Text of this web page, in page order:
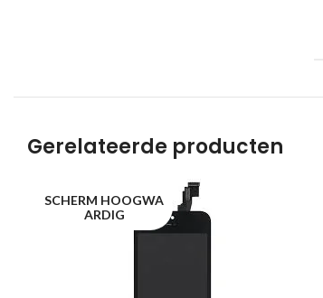
Gerelateerde producten
SCHERM HOOGWA
ARDIG